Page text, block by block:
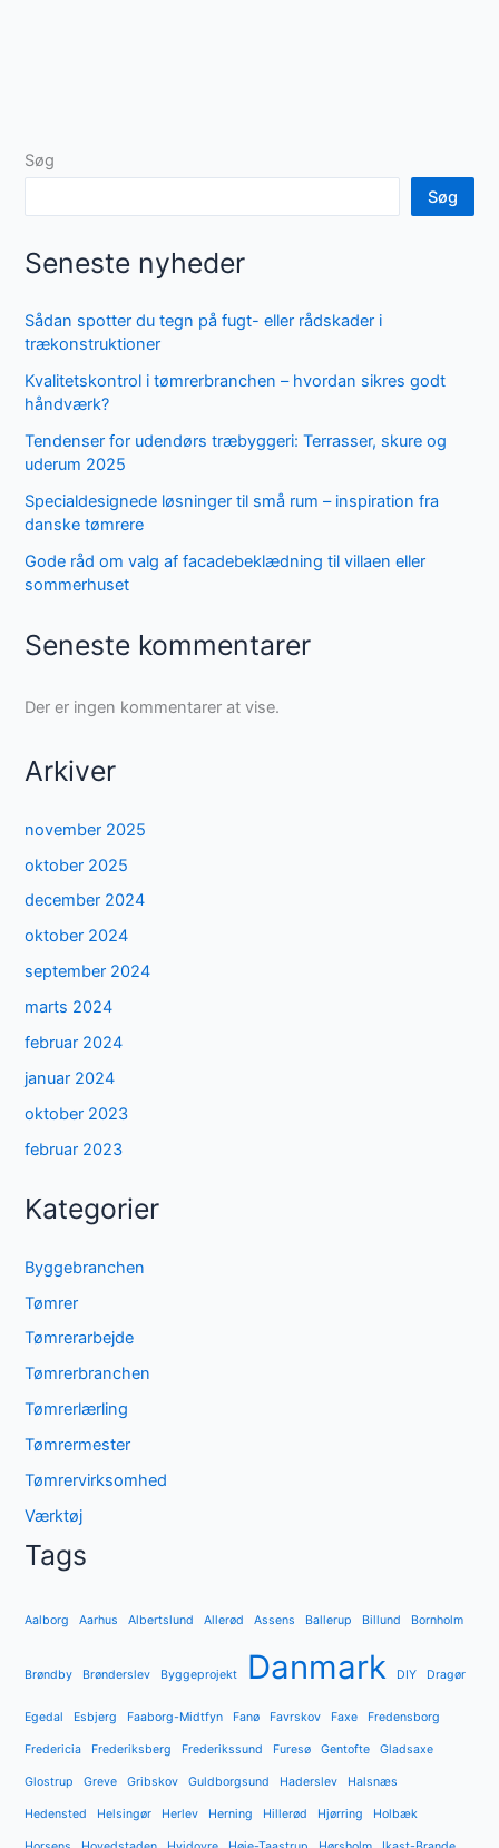
Søg
Søg
Seneste nyheder
Sådan spotter du tegn på fugt- eller rådskader i
trækonstruktioner
Kvalitetskontrol i tømrerbranchen – hvordan sikres godt
håndværk?
Tendenser for udendørs træbyggeri: Terrasser, skure og
uderum 2025
Specialdesignede løsninger til små rum – inspiration fra
danske tømrere
Gode råd om valg af facadebeklædning til villaen eller
sommerhuset
Seneste kommentarer
Der er ingen kommentarer at vise.
Arkiver
november 2025
oktober 2025
december 2024
oktober 2024
september 2024
marts 2024
februar 2024
januar 2024
oktober 2023
februar 2023
Kategorier
Byggebranchen
Tømrer
Tømrerarbejde
Tømrerbranchen
Tømrerlærling
Tømrermester
Tømrervirksomhed
Værktøj
Tags
Aalborg Aarhus Albertslund Allerød Assens Ballerup Billund Bornholm
Brøndby Brønderslev Byggeprojekt Danmark DIY Dragør
Egedal Esbjerg Faaborg-Midtfyn Fanø Favrskov Faxe Fredensborg
Fredericia Frederiksberg Frederikssund Furesø Gentofte Gladsaxe
Glostrup Greve Gribskov Guldborgsund Haderslev Halsnæs
Hedensted Helsingør Herlev Herning Hillerød Hjørring Holbæk